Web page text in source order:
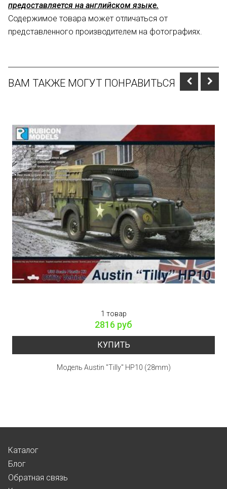
предоставляется на английском языке.
Содержимое товара может отличаться от
представленного производителем на фотографиях.
ВАМ ТАКЖЕ МОГУТ ПОНРАВИТЬСЯ
1 товар
2816 руб
КУПИТЬ
Модель Austin "Tilly" HP10 (28mm)
Каталог
Блог
Обратная связь